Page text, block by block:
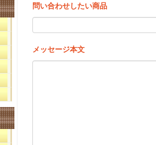
問い合わせしたい商品
メッセージ本文